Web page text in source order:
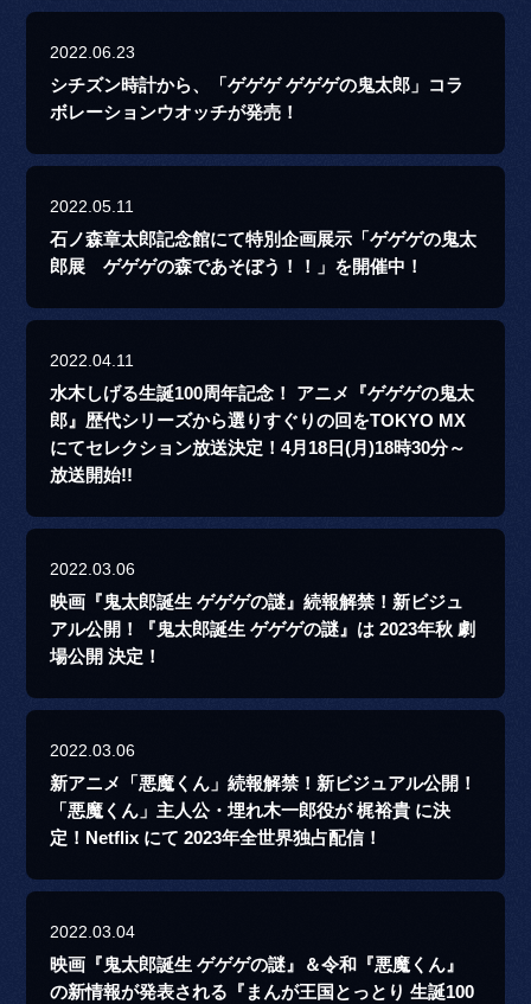
2022.06.23
シチズン時計から、「ゲゲゲ ゲゲゲの鬼太郎」コラ
ボレーションウオッチが発売！
2022.05.11
石ノ森章太郎記念館にて特別企画展示「ゲゲゲの鬼太
郎展 ゲゲゲの森であそぼう！！」を開催中！
2022.04.11
水木しげる生誕100周年記念！ アニメ『ゲゲゲの鬼太
郎』歴代シリーズから選りすぐりの回をTOKYO MX
にてセレクション放送決定！4月18日(月)18時30分～
放送開始!!
2022.03.06
映画『鬼太郎誕生 ゲゲゲの謎』続報解禁！新ビジュ
アル公開！『鬼太郎誕生 ゲゲゲの謎』は 2023年秋 劇
場公開 決定！
2022.03.06
新アニメ「悪魔くん」続報解禁！新ビジュアル公開！
「悪魔くん」主人公・埋れ木一郎役が 梶裕貴 に決
定！Netflix にて 2023年全世界独占配信！
2022.03.04
映画『鬼太郎誕生 ゲゲゲの謎』＆令和『悪魔くん』
の新情報が発表される『まんが王国とっとり 生誕100